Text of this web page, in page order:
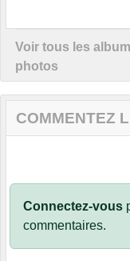
Voir tous les
photos
COMMENTEZ
Connectez-vous
commentaires.